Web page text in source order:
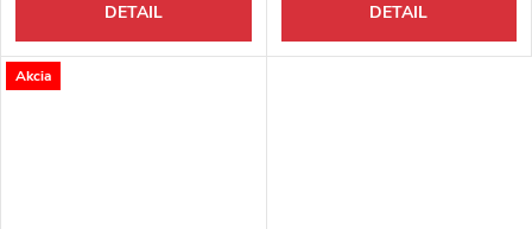
DETAIL DETAIL
Akcia